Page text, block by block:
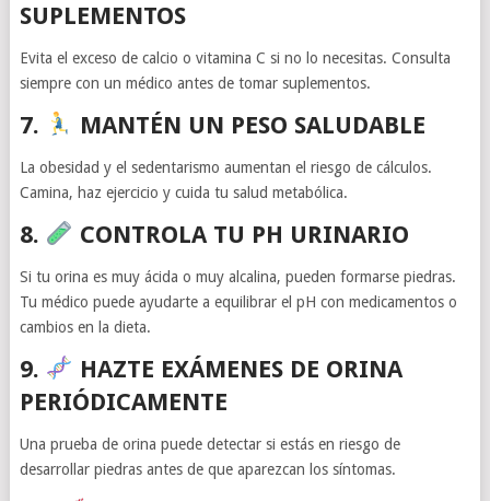
SUPLEMENTOS
Evita el exceso de calcio o vitamina C si no lo necesitas. Consulta
siempre con un médico antes de tomar suplementos.
7. MANTÉN UN PESO SALUDABLE
La obesidad y el sedentarismo aumentan el riesgo de cálculos.
Camina, haz ejercicio y cuida tu salud metabólica.
8. CONTROLA TU PH URINARIO
Si tu orina es muy ácida o muy alcalina, pueden formarse piedras.
Tu médico puede ayudarte a equilibrar el pH con medicamentos o
cambios en la dieta.
9.
HAZTE EXÁMENES DE ORINA
PERIÓDICAMENTE
Una prueba de orina puede detectar si estás en riesgo de
desarrollar piedras antes de que aparezcan los síntomas.